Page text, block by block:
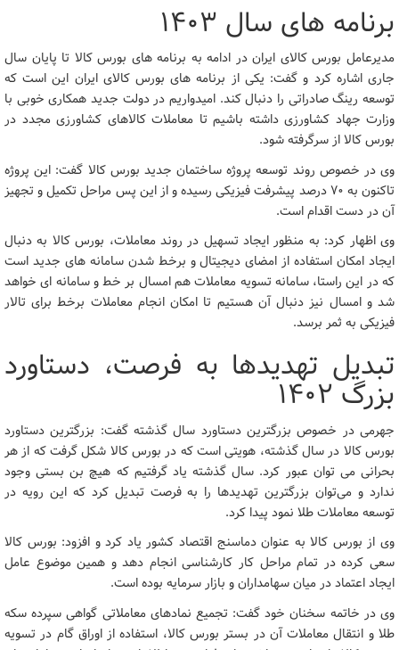
برنامه های سال ۱۴۰۳
مدیرعامل بورس کالای ایران در ادامه به برنامه های بورس کالا تا پایان سال
جاری اشاره کرد و گفت: یکی از برنامه های بورس کالای ایران این است که
توسعه رینگ صادراتی را دنبال کند. امیدواریم در دولت جدید همکاری خوبی با
وزارت جهاد کشاورزی داشته باشیم تا معاملات کالاهای کشاورزی مجدد در
بورس کالا از سرگرفته شود.
وی در خصوص روند توسعه پروژه ساختمان جدید بورس کالا گفت: این پروژه
تاکنون به ۷۰ درصد پیشرفت فیزیکی رسیده و از این پس مراحل تکمیل و تجهیز
آن در دست اقدام است.
وی اظهار کرد: به منظور ایجاد تسهیل در روند معاملات، بورس کالا به دنبال
ایجاد امکان استفاده از امضای دیجیتال و برخط شدن سامانه های جدید است
که در این راستا، سامانه تسویه معاملات هم امسال بر خط و سامانه ای خواهد
شد و امسال نیز دنبال آن هستیم تا امکان انجام معاملات برخط برای تالار
فیزیکی به ثمر برسد.
تبدیل تهدیدها به فرصت، دستاورد
بزرگ ۱۴۰۲
جهرمی در خصوص بزرگترین دستاورد سال گذشته گفت: بزرگترین دستاورد
بورس کالا در سال گذشته، هویتی است که در بورس کالا شکل گرفت که از هر
بحرانی می توان عبور کرد. سال گذشته یاد گرفتیم که هیچ بن بستی وجود
ندارد و می‌توان بزرگترین تهدیدها را به فرصت تبدیل کرد که این رویه در
توسعه معاملات طلا نمود پیدا کرد.
وی از بورس کالا به عنوان دماسنج اقتصاد کشور یاد کرد و افزود: بورس کالا
سعی کرده در تمام مراحل کار کارشناسی انجام دهد و همین موضوع عامل
ایجاد اعتماد در میان سهامداران و بازار سرمایه بوده است.
وی در خاتمه سخنان خود گفت: تجمیع نمادهای معاملاتی گواهی سپرده سکه
طلا و انتقال معاملات آن در بستر بورس کالا، استفاده از اوراق گام در تسویه